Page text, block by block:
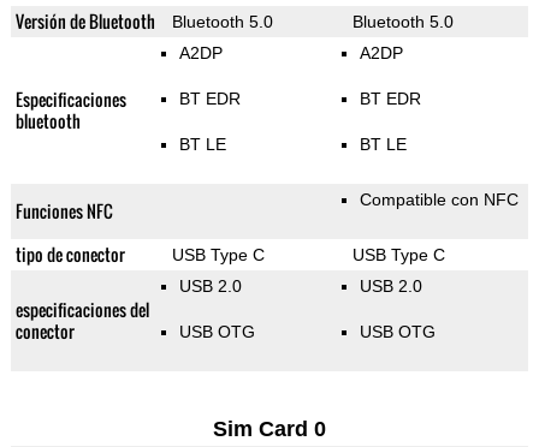
Versión de Bluetooth Bluetooth 5.0 Bluetooth 5.0
Especificaciones
bluetooth
A2DP
BT EDR
BT LE
A2DP
BT EDR
BT LE
Funciones NFC Compatible con NFC
tipo de conector USB Type C USB Type C
especificaciones del
conector
USB 2.0
USB OTG
USB 2.0
USB OTG
Sim Card 0